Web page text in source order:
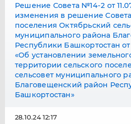
Решение Совета №14-2 от
изменения в решение
поселения Октябрьский
муниципального района
Республики Башкортостан
«Об установлении
территории сельского
сельсовет муниципального
Благовещенский район
Башкортостан»
28.10.24 12:17